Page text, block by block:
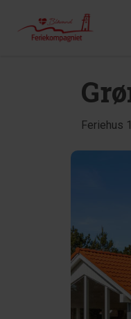
Feriehus